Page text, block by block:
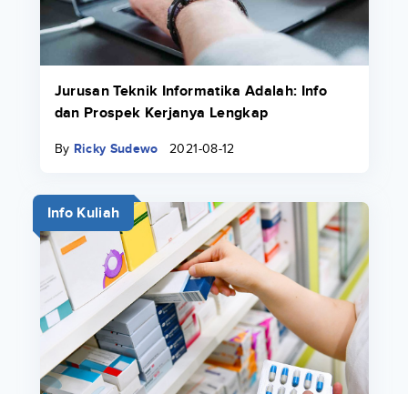
Jurusan Teknik Informatika Adalah: Info
dan Prospek Kerjanya Lengkap
By Ricky Sudewo 2021-08-12
Info Kuliah